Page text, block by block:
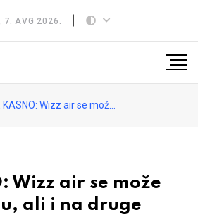
7. AVG 2026.
Wizz air se može vratiti u Tuzlu, ali i na druge aerodrome u BiH
Wizz air se može
ali i na druge